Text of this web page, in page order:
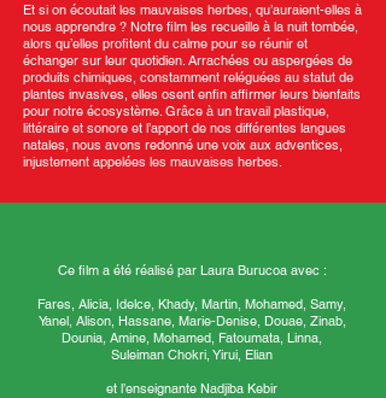
Et si on écoutait les mauvaises herbes, qu’auraient-elles à
nous apprendre ? Notre film les recueille à la nuit tombée,
alors qu’elles profitent du calme pour se réunir et
échanger sur leur quotidien. Arrachées ou aspergées de
produits chimiques, constamment reléguées au statut de
plantes invasives, elles osent enfin affirmer leurs bienfaits
pour notre écosystème. Grâce à un travail plastique,
littéraire et sonore et l’apport de nos différentes langues
natales, nous avons redonné une voix aux adventices,
injustement appelées les mauvaises herbes.
Ce film a été réalisé par Laura Burucoa avec :
Fares, Alicia, Idelce, Khady, Martin, Mohamed, Samy,
Yanel, Alison, Hassane, Marie-Denise, Douae, Zinab,
Dounia, Amine, Mohamed, Fatoumata, Linna,
Suleiman Chokri, Yirui, Elian
et l’enseignante Nadjiba Kebir